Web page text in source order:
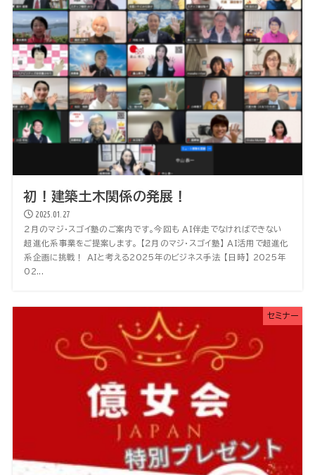
初！建築土木関係の発展！
2025.01.27
２月のマジ・スゴイ塾のご案内です。今回も ＡＩ伴走でなければできない
超進化系事業をご提案します。 【２月のマジ・スゴイ塾】 ＡＩ活用で超進化
系企画に挑戦！ ＡＩと考える2025年のビジネス手法 【日時】 2025年
02...
セミナー